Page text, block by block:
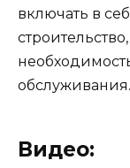
включать в
обслуживания.
Видео: